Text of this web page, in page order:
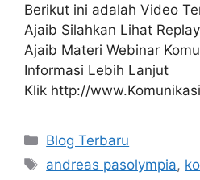
Berikut ini adalah Video
Ajaib Silahkan Lihat
Ajaib Materi Webinar
Informasi Lebih Lanjut
Klik http://
Kategori
Blog Terbaru
Tag
andreas pasolympia,